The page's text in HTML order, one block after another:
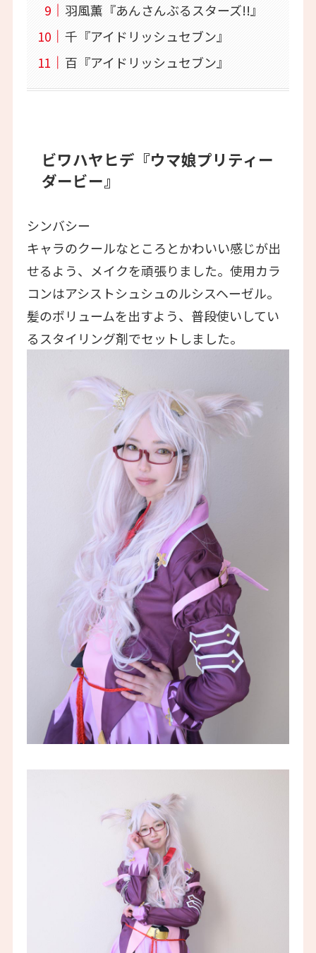
羽風薫『あんさんぶるスターズ!!』
千『アイドリッシュセブン』
百『アイドリッシュセブン』
ビワハヤヒデ『ウマ娘プリティー
ダービー』
シンバシー
キャラのクールなところとかわいい感じが出
せるよう、メイクを頑張りました。使用カラ
コンはアシストシュシュのルシスヘーゼル。
髪のボリュームを出すよう、普段使いしてい
るスタイリング剤でセットしました。